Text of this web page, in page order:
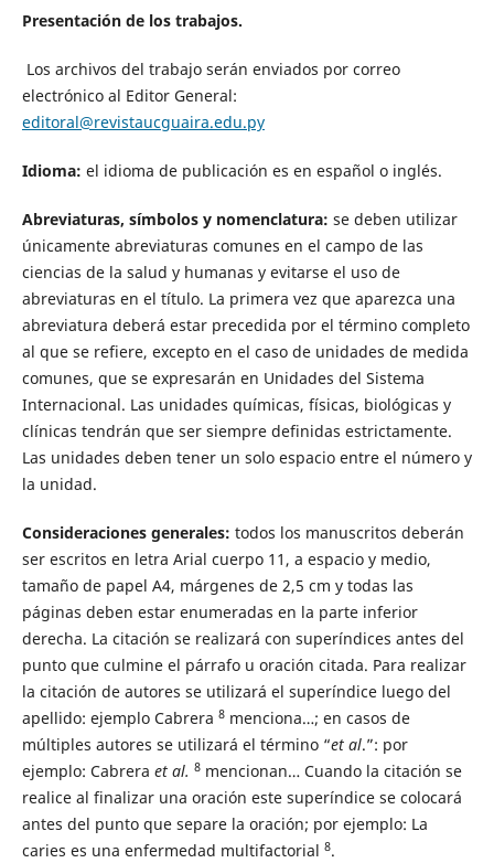
Presentación de los trabajos.
Los archivos del trabajo serán enviados por correo
electrónico al Editor General:
editoral@revistaucguaira.edu.py
Idioma: el idioma de publicación es en español o inglés.
Abreviaturas, símbolos y nomenclatura: se deben utilizar
únicamente abreviaturas comunes en el campo de las
ciencias de la salud y humanas y evitarse el uso de
abreviaturas en el título. La primera vez que aparezca una
abreviatura deberá estar precedida por el término completo
al que se refiere, excepto en el caso de unidades de medida
comunes, que se expresarán en Unidades del Sistema
Internacional. Las unidades químicas, físicas, biológicas y
clínicas tendrán que ser siempre definidas estrictamente.
Las unidades deben tener un solo espacio entre el número y
la unidad.
Consideraciones generales: todos los manuscritos deberán
ser escritos en letra Arial cuerpo 11, a espacio y medio,
tamaño de papel A4, márgenes de 2,5 cm y todas las
páginas deben estar enumeradas en la parte inferior
derecha. La citación se realizará con superíndices antes del
punto que culmine el párrafo u oración citada. Para realizar
la citación de autores se utilizará el superíndice luego del
apellido: ejemplo Cabrera 8menciona…; en casos de
múltiples autores se utilizará el término “et al.”: por
ejemplo: Cabrera et al. 8mencionan… Cuando la citación se
realice al finalizar una oración este superíndice se colocará
antes del punto que separe la oración; por ejemplo: La
caries es una enfermedad multifactorial 8.